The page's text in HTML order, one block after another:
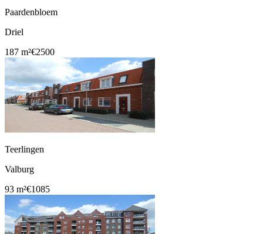
Paardenbloem
Driel
187 m²€2500
Teerlingen
Valburg
93 m²€1085